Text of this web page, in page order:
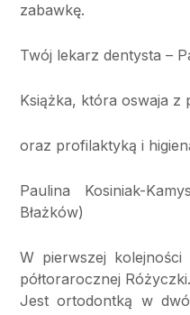
zabawkę.
Twój lekarz dentysta –
Książka, która oswaja z
oraz profilaktyką i
Paulina Kosiniak-
Błażków)
W pierwszej
półtorarocznej
Jest ortodontką w